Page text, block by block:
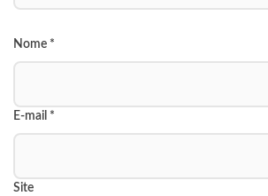
Nome *
E-mail *
Site